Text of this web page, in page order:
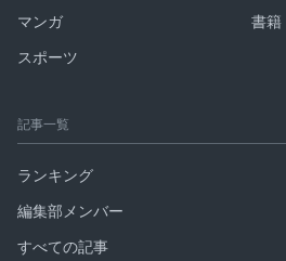
マンガ
書籍
スポーツ
記事一覧
ランキング
編集部メンバー
すべての記事